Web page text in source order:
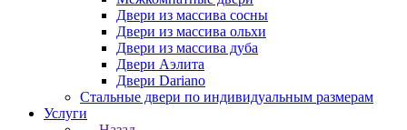
Двери из массива сосны
Двери из массива ольхи
Двери из массива дуба
Двери Аэлита
Двери Dariano
Стальные двери по индивидуальным размерам
Услуги